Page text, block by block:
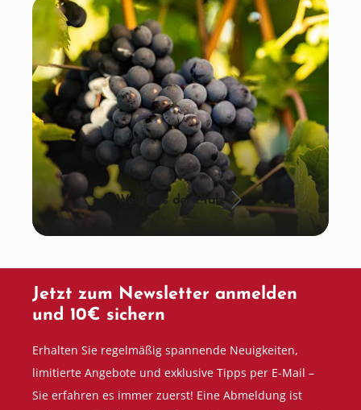
Wein aus der Pfalz
Jetzt zum Newsletter anmelden
und 10€ sichern
Erhalten Sie regelmäßig spannende Neuigkeiten,
limitierte Angebote und exklusive Tipps per E-Mail –
Sie erfahren es immer zuerst! Eine Abmeldung ist